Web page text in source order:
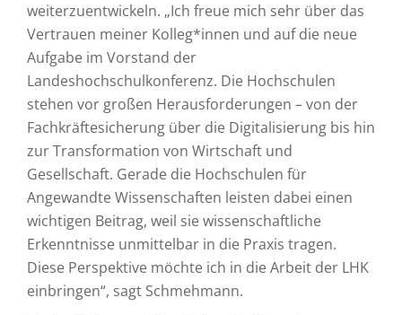
weiterzuentwickeln. „Ich freue mich sehr über das
Vertrauen meiner Kolleg*innen und auf die neue
Aufgabe im Vorstand der
Landeshochschulkonferenz. Die Hochschulen
stehen vor großen Herausforderungen – von der
Fachkräftesicherung über die Digitalisierung bis hin
zur Transformation von Wirtschaft und
Gesellschaft. Gerade die Hochschulen für
Angewandte Wissenschaften leisten dabei einen
wichtigen Beitrag, weil sie wissenschaftliche
Erkenntnisse unmittelbar in die Praxis tragen.
Diese Perspektive möchte ich in die Arbeit der LHK
einbringen“, sagt Schmehmann.